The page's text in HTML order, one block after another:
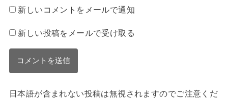
新しいコメントをメールで通知
新しい投稿をメールで受け取る
日本語が含まれない投稿は無視されますのでご注意くだ